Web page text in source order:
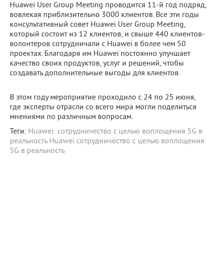
Huawei User Group Meeting проводится 11-й год подряд,
вовлекая приблизительно 3000 клиентов. Все эти годы
консультативный совет Huawei User Group Meeting,
который состоит из 12 клиентов, и свыше 440 клиентов-
волонтеров сотрудничали с Huawei в более чем 50
проектах. Благодаря им Huawei постоянно улучшает
качество своих продуктов, услуг и решений, чтобы
создавать дополнительные выгоды для клиентов.
В этом году мероприятие проходило с 24 по 25 июня,
где эксперты отрасли со всего мира могли поделиться
мнениями по различным вопросам.
Теги: Huawei: сотрудничество с целью воплощения 5G в
реальность Huawei сотрудничество с целью воплощения
5G в реальность